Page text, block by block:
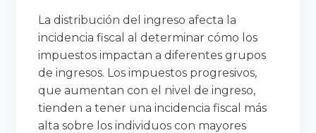
La distribución del ingreso afecta la
incidencia fiscal al determinar cómo los
impuestos impactan a diferentes grupos
de ingresos. Los impuestos progresivos,
que aumentan con el nivel de ingreso,
tienden a tener una incidencia fiscal más
alta sobre los individuos con mayores